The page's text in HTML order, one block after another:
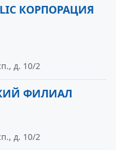
КОРПОРАЦИЯ
д. 10/2
ФИЛИАЛ
д. 10/2